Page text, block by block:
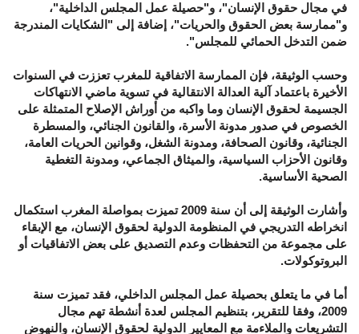
في مجال حقوق الإنسان"، و"حصيلة عمل المجلس الداخلية"،
و"ممارسة بعض الحقوق والحريات"، إضافة إلى "الشكايات المندرجة
ضمن التدخل الحمائي للمجلس".
وحسب الوثيقة، فإن الممارسة الاتفاقية للمغرب تعززت في السنوات
الأخيرة باعتماد آلية العدالة الانتقالية في تسوية ماضي الانتهاكات
الجسيمة لحقوق الإنسان وما واكبه من أوراش الإصلاح المتمثلة على
الخصوص في صدور مدونة الأسرة، والقانون الجنائي، والمسطرة
الجنائية، وقانون الصحافة، ومدونة الشغل، وقوانين الحريات العامة،
وقانون الأحزاب السياسية، والميثاق الجماعي، ومدونة التغطية
الصحية الأساسية.
وأشارت الوثيقة إلى أن سنة 2009 تميزت بمواصلة المغرب استكمال
انخراطه التدريجي في المنظومة الدولية لحقوق الإنسان، مع الإبقاء
على مجموعة من التحفظات وعدم التصديق على بعض الاتفاقيات أو
البروتوكولات.
أما في ما يتعلق بحصيلة عمل المجلس الداخلي، فقد تميزت سنة
2009، وفقا للتقرير، بتنظيم المجلس لعدة أنشطة تهم مجال
التشريعات والملاءمة مع المعايير الدولية لحقوق الإنسان، والنهوض